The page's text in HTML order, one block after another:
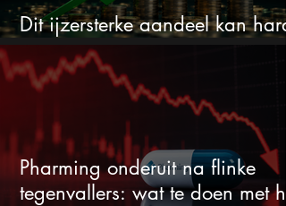
Dit ijzersterke aandeel kan hard
stijgen maar bijna niemand kijkt
Pharming onderuit na flinke
tegenvallers: wat te doen met